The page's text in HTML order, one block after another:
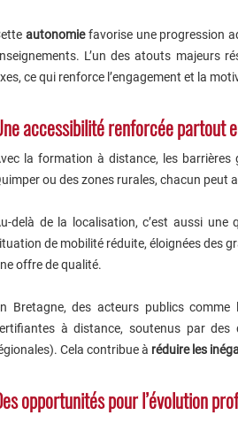
autonomiefavorise une progression
L’un des atouts majeurs
ce qui renforce l’engagement et la
accessibilité renforcée partout
la formation à distance, les barrières
ou des zones rurales, chacun
delà de la localisation, c’est aussi
de mobilité réduite, éloignées des
offre de qualité.
Bretagne, des acteurs publics
à distance, soutenus par des
Cela contribue à réduire les
opportunités pour l’évolution